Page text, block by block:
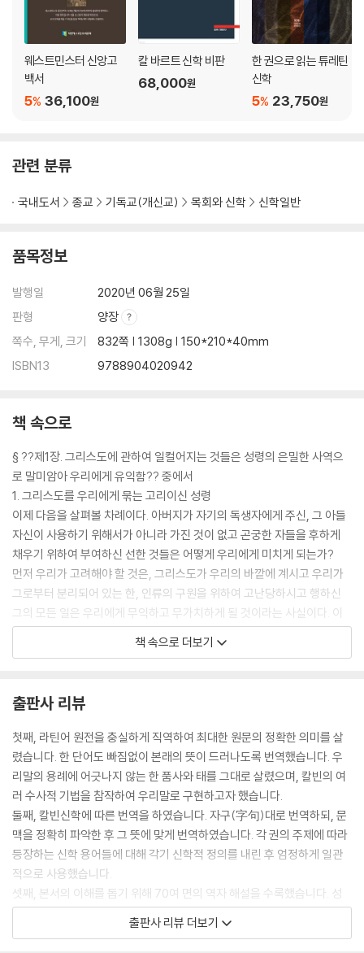
37. 믿음의 인내
38. 공로에 기초한 추론이 아니라 은혜에 기초한 믿음의 확실성
39. 그리스도의 영의 내주
40. 믿음의 견인
41. 본성상 약속에 기초하는 믿음, 그리고 사랑
42. 항상 함께 역사하는 믿음과 소망
제3장 우리는 믿음으로 중생됨, 그리고 회개
1. 회개는 계속해서 믿음을 따를 뿐만 아니라 믿음에서 생겨남
4. ‘율법적 회개’와 ‘복음적 회개’
6. 첫째 조목: 하나님을 향한 삶의 회심
7. 둘째 조목: 하나님에 대한 진지한 경외
8. 셋째 조목: 육체를 죽임과 영을 살림
9. 그리스도와 동참함으로 옛사람을 죽임과 새사람을 살림
죄를 지음
욕정임
13. 중생한 자들을 지배하지는 못하나 여전히 그들 안에서 작용하는 죄의
법
14. 성령으로 중생하여 성화 과정에 있는 성도는 여전히 완전과는 동떨어
짐
15. 회개의 일곱 가지 성향
16. 내적이고 외적인 회개의 열매들
17. 회개의 본질은 금식과 우는 것에 있지 않음
18. 특별한 회개와 통상적 회개
20. 회개에 있어서의 죄에 대한 증오는 하나님의 자비 안에서 베풀어지는
21. 회개는 하나님의 특별한 선물임
22. 용서받을 수 없는, 성령을 모독하는 죄
23. 그리스도의 복음의 진리를 고의로 거부하는, 회개로 돌이킬 수 없는 죄
24. 은총이 선행하지 않는 거짓 회개
25. 하나님은 거짓 회개를 받지 아니하시고 이용하심
제4장 궤변론자들이 자기들의 학파(스콜라)에서 회개에 대해 주절대는
모든 것은 복음과 아주 동떨어짐. 고백과 보속에 관한 그들의 입장
Quam procul absit ab evangelii puritate quidquid de poenitenti
a garriunt sophistae in suis scholis; ubi de confessione et satis
factione agitur
1. 스콜라주의자들이 주장하는 회개의 세 가지 요소: 마음의 통회, 입의 고
웨스트민스터 신앙고
백서
36,100원
5%
칼 바르트 신학 비판
68,000원
한 권으로 읽는 튜레틴
신학
23,750원
5%
관련 분류
국내도서 종교 기독교(개신교) 목회와 신학 신학일반
품목정보
발행일
2020년 06월 25일
판형
양장
쪽수, 무게, 크기
832쪽 | 1308g | 150*210*40mm
ISBN13
9788904020942
책 속으로
§ ??제1장. 그리스도에 관하여 일컬어지는 것들은 성령의 은밀한 사역으
로 말미암아 우리에게 유익함?? 중에서
1. 그리스도를 우리에게 묶는 고리이신 성령
이제 다음을 살펴볼 차례이다. 아버지가 자기의 독생자에게 주신, 그 아들
자신이 사용하기 위해서가 아니라 가진 것이 없고 곤궁한 자들을 후하게
채우기 위하여 부여하신 선한 것들은 어떻게 우리에게 미치게 되는가?
먼저 우리가 고려해야 할 것은, 그리스도가 우리의 바깥에 계시고 우리가
그로부터 분리되어 있는 한, 인류의 구원을 위하여 고난당하시고 행하신
그의 모든 일은 우리에게 무익하고 무가치하게 될 것이라는 사실이다. 이
에 그는 자기가 아버지로부터 받으신 모든 것을 가지고 우리와 교통하시기
위해서 우리 것이 되시고 우리 안에 거해야 하셨다.1) 그가 “우리의 머
받았으며(롬 11:17) 그로 옷 입었다(갈 3:27)고 불리는 것도 같은 뜻에서
이다. 왜냐하면 내가 말했던바, 우리가 가진 모든 것은 우리가 그 자신과 결
속하여 하나가 될 때까지는 우리에게 아무것도 아니기 때문이다.
이것이 참됨에도 불구하고 우리가 보듯이, 모든 사람이 너나 할 것이 복음
을 통하여 주어진 그리스도와의 교통을 동일하게 파악하는 것은 아니므로,
이성 자체는 우리로 하여금 더 높이 올라가서 우리가 그리스도와 그에 속
한 모든 선한 것을 즐겁게 누리게 하는 성령의 은밀한 작용을 탐구하라고
가르친다2.)
우리는 이전에 성령의 영원한 신격과 본질에 대해서 논한 바 있으므로,3)
여기에서는 다음 특별한 주제를 다루는 것으로 족하게 여기자. 그리스도는
물과 피로 임하셔서(요일 5:6) 성령이 그에 대해 증언하시게끔 하셨다. 왜
냐하면 하늘에서는 성부와 성자와 성령의 이름이 세 증인으로 칭해지듯이,
땅에서는 물과 피와 성령이 그 셋으로 칭해지기 때문이다(요일 5:7-8).
책 속으로 더보기
출판사 리뷰
첫째, 라틴어 원전을 충실하게 직역하여 최대한 원문의 정확한 의미를 살
렸습니다. 한 단어도 빠짐없이 본래의 뜻이 드러나도록 번역했습니다. 우
리말의 용례에 어긋나지 않는 한 품사와 태를 그대로 살렸으며, 칼빈의 여
러 수사적 기법을 참작하여 우리말로 구현하고자 했습니다.
둘째, 칼빈신학에 따른 번역을 하였습니다. 자구(字句)대로 번역하되, 문
맥을 정확히 파악한 후 그 뜻에 맞게 번역하였습니다. 각 권의 주제에 따라
등장하는 신학 용어들에 대해 각기 신학적 정의를 내린 후 엄정하게 일관
적으로 사용했습니다.
셋째, 본서의 이해를 돕기 위해 70여 면의 역자 해설을 수록했습니다. 성
경 교사, 해석자, 수호자의 삶을 산 칼빈의 생애와 신학, 그의 신학을 집대
성한 『기독교 강요』의 역사와 의의를 상세한 주해와 함께 논함으로써 본서
출판사 리뷰 더보기